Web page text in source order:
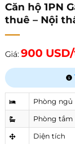
Căn hộ 1PN
thuê – Nội
Giá: 900
Phòng ngủ
Phòng tắm
Diện tích